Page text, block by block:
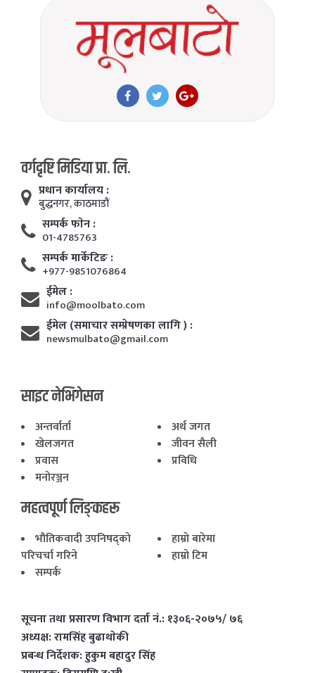
वर्गदृष्टि मिडिया प्रा. लि.
प्रधान कार्यालय :
बुद्धनगर, काठमाडाैं
सम्पर्क फाेन :
01-4785763
सम्पर्क मार्केटिङ :
+977-9851076864
ईमेल :
info@moolbato.com
ईमेल (समाचार सम्प्रेषणका लागि ) :
newsmulbato@gmail.com
साइट नेभिगेसन
अन्तर्वार्ता
अर्थ जगत
खेलजगत
जीवन सैली
प्रवास
प्रविधि
मनोरञ्जन
महत्वपूर्ण लिङ्कहरू
भाैतिकवादी उपनिषद्काे
परिचर्चा गरिने
हाम्राे बारेमा
हाम्राे टिम
सम्पर्क
सूचना तथा प्रसारण विभाग दर्ता नं.: १३०६-२०७५/ ७६
अध्यक्ष: रामसिंह बुढाथाेकी
प्रबन्ध निर्देशक: हुकुम बहादुर सिंह